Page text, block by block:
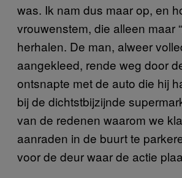
was. Ik nam dus maar op, en
vrouwenstem, die alleen maar
herhalen. De man, alweer
aangekleed, rende weg door
ontsnapte met de auto die hij
bij de dichtstbijzijnde
van de redenen waarom we
aanraden in de buurt te
voor de deur waar de actie